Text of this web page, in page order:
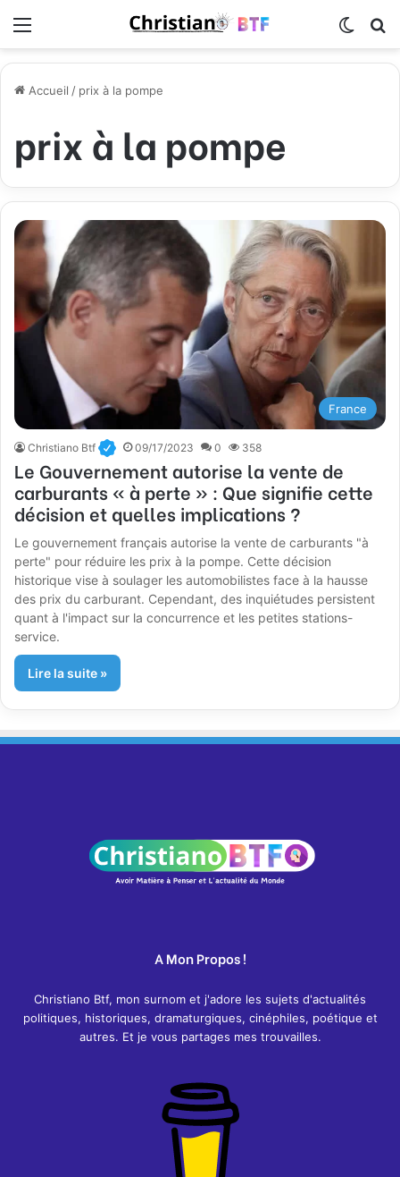
Accueil / prix à la pompe
prix à la pompe
France
Christiano Btf 09/17/2023 0 358
Le Gouvernement autorise la vente de
carburants « à perte » : Que signifie cette
décision et quelles implications ?
Le gouvernement français autorise la vente de carburants "à
perte" pour réduire les prix à la pompe. Cette décision
historique vise à soulager les automobilistes face à la hausse
des prix du carburant. Cependant, des inquiétudes persistent
quant à l'impact sur la concurrence et les petites stations-
service.
Lire la suite »
A Mon Propos !
Christiano Btf, mon surnom et j'adore les sujets d'actualités
politiques, historiques, dramaturgiques, cinéphiles, poétique et
autres. Et je vous partages mes trouvailles.